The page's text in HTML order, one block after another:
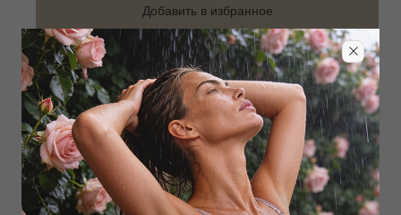
Дополнить образ
Добавить в избранное
Забронировать в магазине